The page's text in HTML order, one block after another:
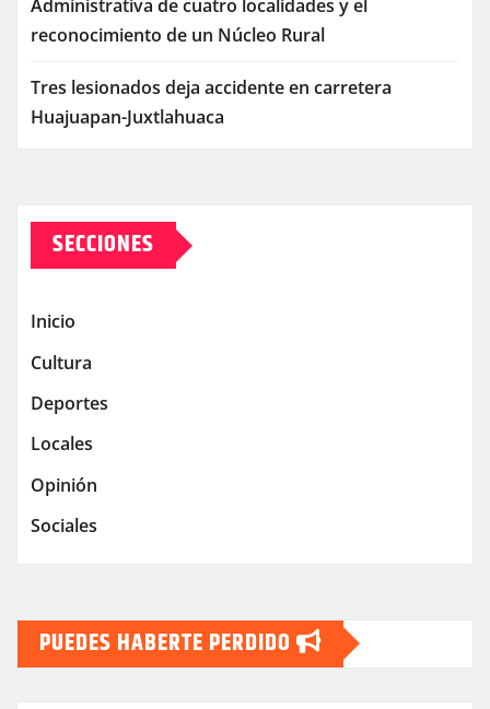
Administrativa de cuatro localidades y el
reconocimiento de un Núcleo Rural
Tres lesionados deja accidente en carretera
Huajuapan-Juxtlahuaca
SECCIONES
Inicio
Cultura
Deportes
Locales
Opinión
Sociales
PUEDES HABERTE PERDIDO